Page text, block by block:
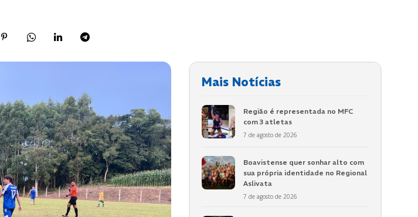
Mais Notícias
Região é representada no MFC
com 3 atletas
7 de agosto de 2026
Boavistense quer sonhar alto com
sua própria identidade no Regional
Aslivata
7 de agosto de 2026